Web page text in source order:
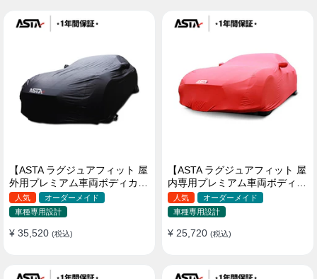
【ASTA ラグジュアフィット 屋
外用プレミアム車両ボディカバ
ー】PUレザー製 オーダーメイ
ド 高級感 裏起毛車カバー 強風
対策
人気
オーダーメイド
車種専用設計
¥ 35,520 (税込)
【ASTA ラグジュアフィット 屋
内専用プレミアム車両ボディカ
バー】オーダーメイド 最高級
生地 柔かい 裏起毛車カバー
人気
オーダーメイド
車種専用設計
¥ 25,720 (税込)